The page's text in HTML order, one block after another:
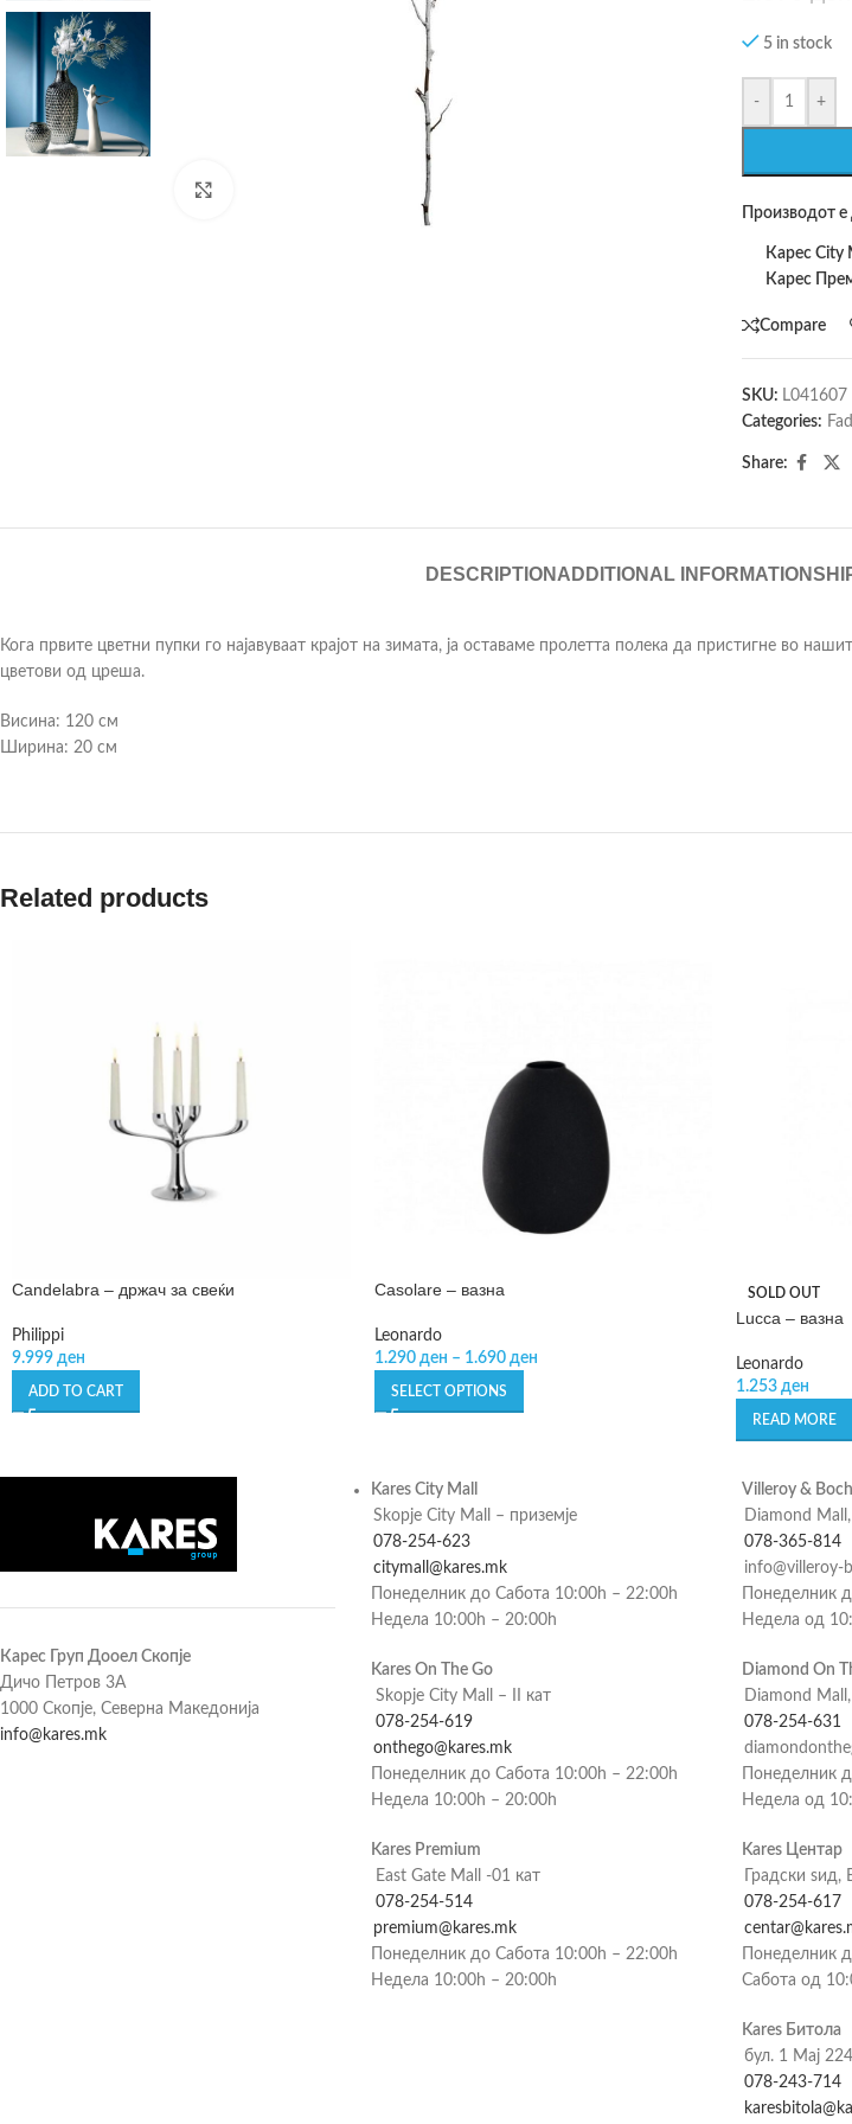
5 in stock
- +
Производот
Карес City
Карес
Compare
SKU: L041607
Categories:
Share:
DESCRIPTION ADDITIONAL INFORMATION
Кога првите цветни пупки го најавуваат крајот на зимата, ја оставаме пролетта полека да пристигне во
цветови од цреша.
Висина: 120 см
Ширина: 20 см
Related products
Candelabra – држач за свеќи
Philippi
9.999 ден
ADD TO CART
Casolare – вазна
Leonardo
1.290 ден – 1.690 ден
SELECT OPTIONS
SOLD OUT
Lucca – вазна
Leonardo
1.253 ден
READ MORE
Карес Груп Дооел Скопје
Дичо Петров 3А
1000 Скопје, Северна Македонија
info@kares.mk
Kares City Mall
Skopje City Mall – приземје
078-254-623
citymall@kares.mk
Понеделник до Сабота 10:00h – 22:00h
Недела 10:00h – 20:00h
Kares On The Go
Skopje City Mall – II кат
078-254-619
onthego@kares.mk
Понеделник до Сабота 10:00h – 22:00h
Недела 10:00h – 20:00h
Kares Premium
East Gate Mall -01 кат
078-254-514
premium@kares.mk
Понеделник до Сабота 10:00h – 22:00h
Недела 10:00h – 20:00h
Villeroy & Boch
Diamond
078-365-814
info@villeroy-
Понеделник
Недела од
Diamond On
Diamond
078-254-631
Понеделник
Недела од
Kares Центар
Градски ѕид,
078-254-617
Понеделник
Сабота од
Kares Битола
бул. 1 Мај 224
078-243-714